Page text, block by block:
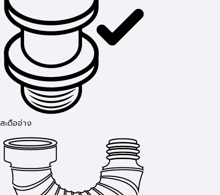
สะดืออ่าง